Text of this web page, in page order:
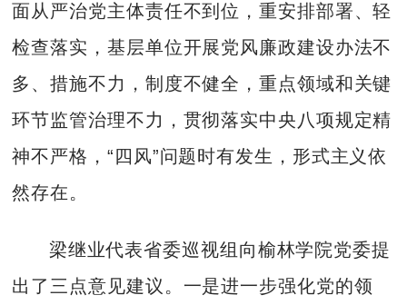
面从严治党主体责任不到位，重安排部署、轻
检查落实，基层单位开展党风廉政建设办法不
多、措施不力，制度不健全，重点领域和关键
环节监管治理不力，贯彻落实中央八项规定精
神不严格，“四风”问题时有发生，形式主义依
然存在。
梁继业代表省委巡视组向榆林学院党委提
出了三点意见建议。一是进一步强化党的领